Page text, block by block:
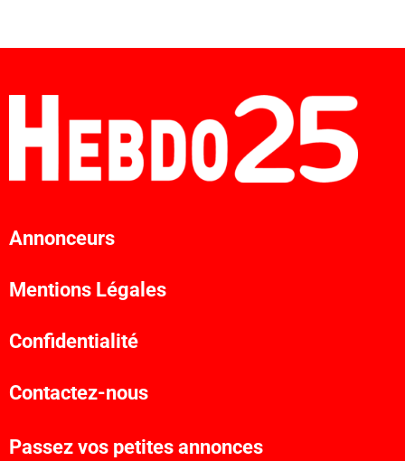
Annonceurs
Mentions Légales
Confidentialité
Contactez-nous
Passez vos petites annonces